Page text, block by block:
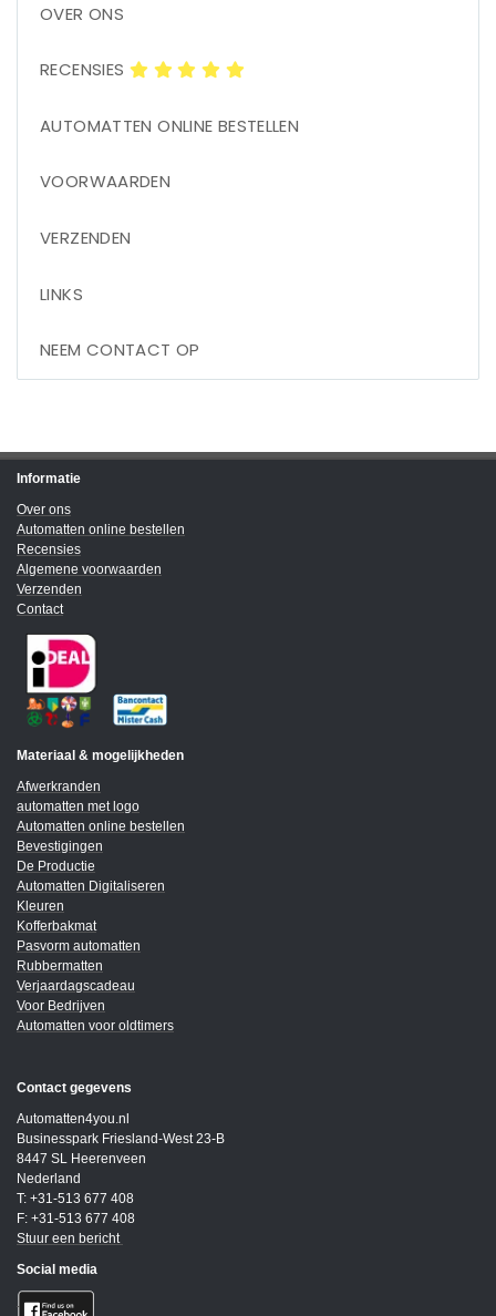
OVER ONS
RECENSIES
AUTOMATTEN ONLINE BESTELLEN
VOORWAARDEN
VERZENDEN
LINKS
NEEM CONTACT OP
Informatie
Over ons
Automatten online bestellen
Recensies
Algemene voorwaarden
Verzenden
Contact
Materiaal & mogelijkheden
Afwerkranden
automatten met logo
Automatten online bestellen
Bevestigingen
De Productie
Automatten Digitaliseren
Kleuren
Kofferbakmat
Pasvorm automatten
Rubbermatten
Verjaardagscadeau
Voor Bedrijven
Automatten voor oldtimers
Contact gegevens
Automatten4you.nl
Businesspark Friesland-West 23-B
8447 SL Heerenveen
Nederland
T: +31-513 677 408
F: +31-513 677 408
Stuur een bericht
Social media